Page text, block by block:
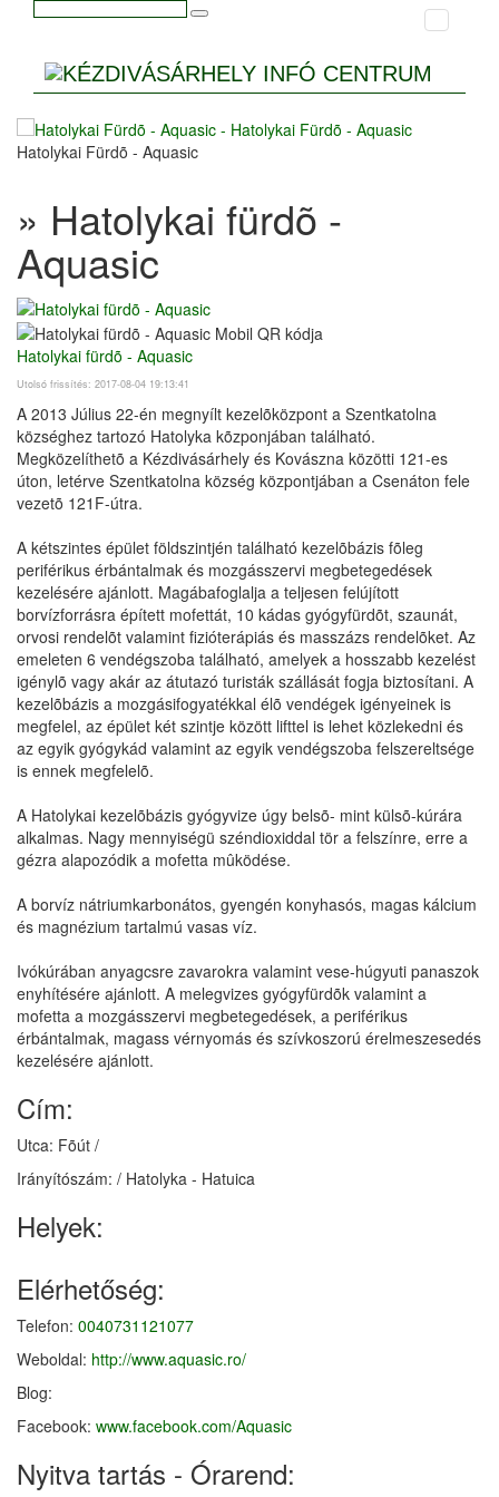
Hatolykai Fürdõ - Aquasic
» Hatolykai fürdõ -
Aquasic
Hatolykai fürdõ - Aquasic
Utolsó frissítés: 2017-08-04 19:13:41
A 2013 Július 22-én megnyílt kezelõközpont a Szentkatolna
községhez tartozó Hatolyka kõzponjában található.
Megközelíthetõ a Kézdivásárhely és Kovászna közötti 121-es
úton, letérve Szentkatolna község központjában a Csenáton fele
vezetõ 121F-útra.
A kétszintes épület földszintjén található kezelõbázis fõleg
periférikus érbántalmak és mozgásszervi megbetegedések
kezelésére ajánlott. Magábafoglalja a teljesen felújított
borvízforrásra épített mofettát, 10 kádas gyógyfürdõt, szaunát,
orvosi rendelõt valamint fizióterápiás és masszázs rendelõket. Az
emeleten 6 vendégszoba található, amelyek a hosszabb kezelést
igénylõ vagy akár az átutazó turisták szállását fogja biztosítani. A
kezelõbázis a mozgásifogyatékkal élõ vendégek igényeinek is
megfelel, az épület két szintje között lifttel is lehet közlekedni és
az egyik gyógykád valamint az egyik vendégszoba felszereltsége
is ennek megfelelõ.
A Hatolykai kezelõbázis gyógyvize úgy belsõ- mint külsõ-kúrára
alkalmas. Nagy mennyiségü széndioxiddal tör a felszínre, erre a
gézra alapozódik a mofetta mûködése.
A borvíz nátriumkarbonátos, gyengén konyhasós, magas kálcium
és magnézium tartalmú vasas víz.
Ivókúrában anyagcsre zavarokra valamint vese-húgyuti panaszok
enyhítésére ajánlott. A melegvizes gyógyfürdõk valamint a
mofetta a mozgásszervi megbetegedések, a periférikus
érbántalmak, magass vérnyomás és szívkoszorú érelmeszesedés
kezelésére ajánlott.
Cím:
Utca: Fõút /
Irányítószám: / Hatolyka - Hatuica
Helyek:
Elérhetőség:
Telefon: 0040731121077
Weboldal: http://www.aquasic.ro/
Blog:
Facebook: www.facebook.com/Aquasic
Nyitva tartás - Órarend: